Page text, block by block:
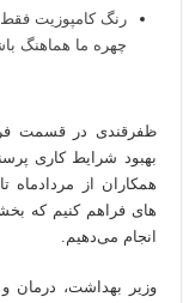
رنگ کامپوزیت
چهره ما هماهنگ
ظفرقندی در قسمت
بهبود شرایط کاری
های فراهم کنیم که
انجام می‌دهیم.
وزیر بهداشت، درمان